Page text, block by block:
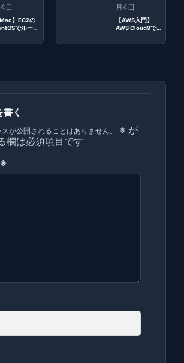
日
Mac】EC2の
でルート
月4日
【AWS入門】
AWS Cloud9で
築する方法
書く
が公開されることはありません。 ※ が
欄は必須項目です
※